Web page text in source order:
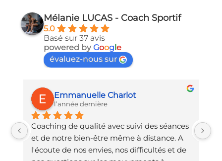
Mélanie LUCAS - Coach Sportif
5.0
Basé sur 37 avis
powered byGoogle
évaluez-nous sur
Emmanuelle Charlot
l’année dernière
Coaching de qualité avec suivi des séances
et de notre bien-être même à distance. A
l'écoute de nos envies, nos difficultés et de